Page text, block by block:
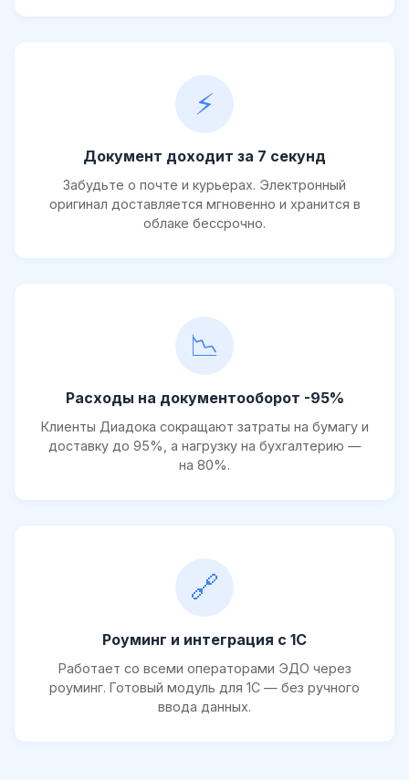
⚡
Документ доходит за 7 секунд
Забудьте о почте и курьерах. Электронный
оригинал доставляется мгновенно и хранится в
облаке бессрочно.
📉
Расходы на документооборот -95%
Клиенты Диадока сокращают затраты на бумагу и
доставку до 95%, а нагрузку на бухгалтерию —
на 80%.
🔗
Роуминг и интеграция с 1С
Работает со всеми операторами ЭДО через
роуминг. Готовый модуль для 1С — без ручного
ввода данных.